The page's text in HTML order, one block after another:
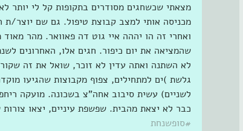
מצאתי שכשחגים מסודרים בתקופות קל לי יותר
מכניסה אותי למצב קבוצת טיפול. גם שם יוצר/
ואחרי זה הו יההה איי גוט דה פאוואר. מהר
שהמציאה את יום כיפור. חגים אלו, האחרונים
לא השתנה ואתה עדין לא זוכר, שואל את זה
גלשת )ים למתחילים, צפוף מקבוצות שהגיעו
לשניים) עשית סיבוב אחה"צ בשכונה. מועקה
כבר לא יצאת מהבית. שפשפת עיניים, יצאו
#סופשנחת